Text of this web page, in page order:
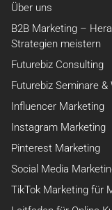
Über uns
B2B Marketing –
Strategien meistern
Futurebiz Consulting
Futurebiz Seminare &
Influencer Marketing
Instagram Marketing
Pinterest Marketing
Social Media
TikTok Marketing für